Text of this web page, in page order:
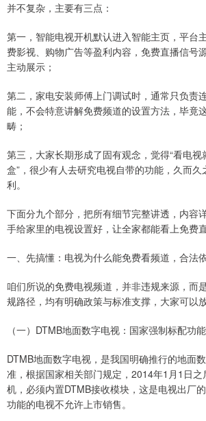
并不复杂，主要有三点：
第一，智能电视开机默认进入智能主页，平台
费影视、购物广告等盈利内容，免费直播信号
主动展示；
第二，家电安装师傅上门调试时，通常只负责
能，不会特意讲解免费频道的设置方法，毕竟
畴；
第三，大家长期形成了固有观念，觉得“看电
盒”，很少有人去研究电视自带的功能，久而
利。
下面分九个部分，把所有细节完整讲透，内容
手给家里的电视设置好，让全家都能看上免费直
一、先搞懂：电视为什么能免费看频道，合法
咱们所说的免费电视频道，并非违规来源，而
规路径，均有明确政策与标准支撑，大家可以放
（一）DTMB地面数字电视：国家强制标配功能
DTMB地面数字电视，是我国明确推行的地面
准，根据国家相关部门规定，2014年1月1日
机，必须内置DTMB接收模块，这是电视出厂
功能的电视不允许上市销售。